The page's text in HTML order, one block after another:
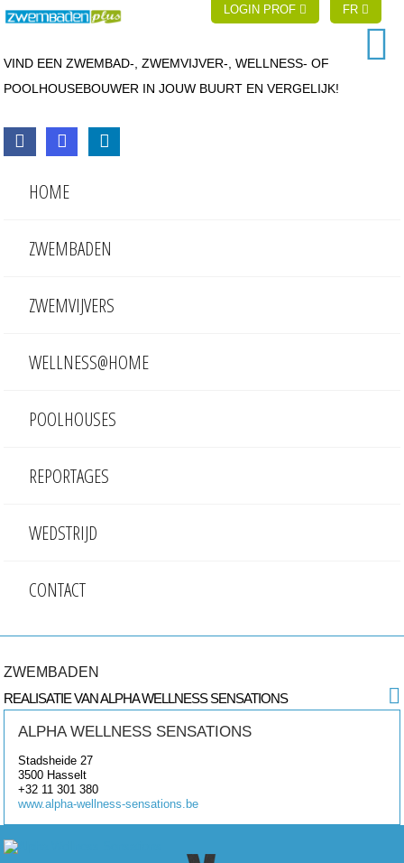
LOGIN PROF FR
VIND EEN ZWEMBAD-, ZWEMVIJVER-, WELLNESS- OF
POOLHOUSEBOUWER IN JOUW BUURT EN VERGELIJK!
HOME
ZWEMBADEN
ZWEMVIJVERS
WELLNESS@HOME
POOLHOUSES
REPORTAGES
WEDSTRIJD
CONTACT
ZWEMBADEN
REALISATIE VAN ALPHA WELLNESS SENSATIONS
ALPHA WELLNESS SENSATIONS
Stadsheide 27
3500 Hasselt
+32 11 301 380
www.alpha-wellness-sensations.be